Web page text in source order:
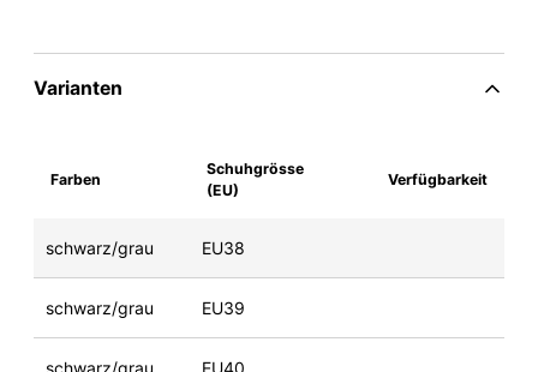
Varianten
Farben
Schuhgrösse
(EU)
Verfügbarkeit
schwarz/grau EU38
schwarz/grau EU39
schwarz/grau EU40